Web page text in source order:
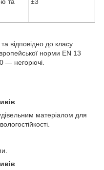
відповідно до класу
норми EN 13
— негорючі.
матеріалом для